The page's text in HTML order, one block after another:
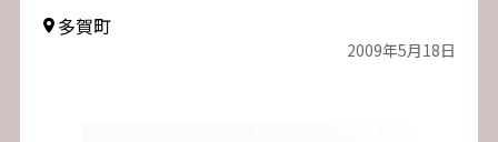
多賀町
2009年5月18日